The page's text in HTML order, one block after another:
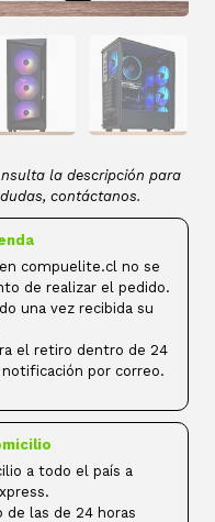
la descripción para
contáctanos.
compuelite.cl no se
de realizar el pedido.
una vez recibida su
el retiro dentro de 24
por correo.
a todo el país a
de las de 24 horas